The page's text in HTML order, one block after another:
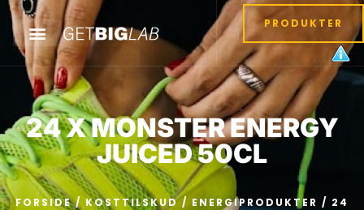
PRODUKTER
24 X MONSTER ENERGY
JUICED 50CL
FORSIDE/ KOSTTILSKUD/ ENERGIPRODUKTER / 24